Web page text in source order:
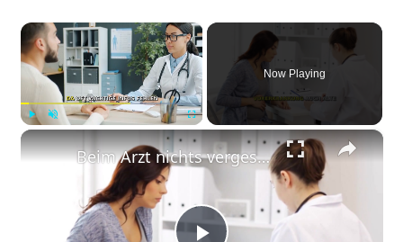
×
Now Playing
×
Beim Arzt nichts vergessen - Diese 5 Infos sind entscheidend!